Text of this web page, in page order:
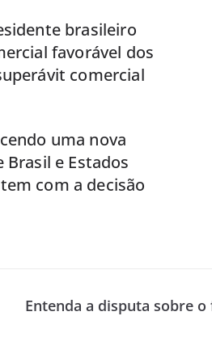
brasileiro
favorável dos
comercial
uma nova
e Estados
com a decisão
Entenda a disputa sobre o